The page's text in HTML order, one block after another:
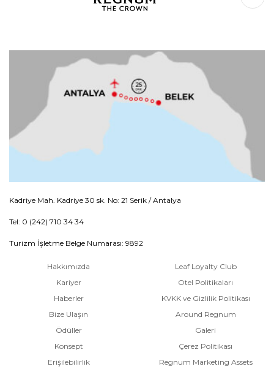
Kadriye Mah. Kadriye 30 sk. No: 21 Serik / Antalya
Tel: 0 (242) 710 34 34
Turizm İşletme Belge Numarası: 9892
Hakkımızda
Kariyer
Haberler
Bize Ulaşın
Ödüller
Konsept
Erişilebilirlik
Leaf Loyalty Club
Otel Politikaları
KVKK ve Gizlilik Politikası
Around Regnum
Galeri
Çerez Politikası
Regnum Marketing Assets